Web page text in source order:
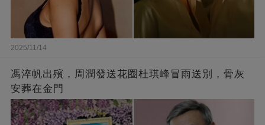
2025/11/14
馮淬帆出殯，周潤發送花圈杜琪峰冒雨送別，骨灰
安葬在金門